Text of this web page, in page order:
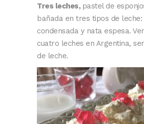
Tres leches, pastel de
bañada en tres tipos de
condensada y nata espesa.
cuatro leches en Argentina,
de leche.